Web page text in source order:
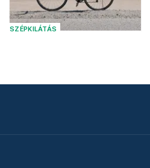
SZÉPKILÁTÁS